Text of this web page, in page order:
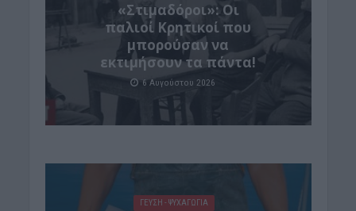
«Στιμαδόροι»: Οι
παλιοί Κρητικοί που
μπορούσαν να
εκτιμήσουν τα πάντα!
6 Αυγούστου 2026
ΓΕΎΣΗ - ΨΥΧΑΓΩΓΊΑ